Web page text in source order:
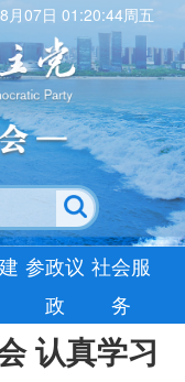
月07日 01:20:44周五
参政议
政
社会服
务
认真学习